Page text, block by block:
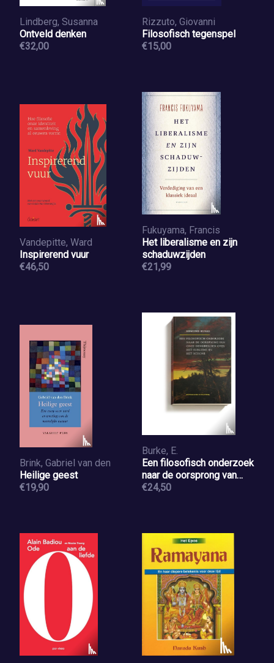
Lindberg, Susanna
Ontveld denken
€32,00
Rizzuto, Giovanni
Filosofisch tegenspel
€15,00
Vandepitte, Ward
Inspirerend vuur
€46,50
Fukuyama, Francis
Het liberalisme en zijn
schaduwzijden
€21,99
Brink, Gabriel van den
Heilige geest
€19,90
Burke, E.
Een filosofisch onderzoek
naar de oorsprong van
onze denkbeelden over
€24,50